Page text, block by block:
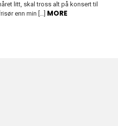
litt, skal tross alt på konsert til
enn min […] MORE